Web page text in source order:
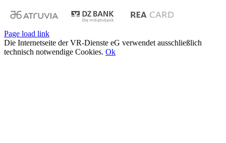
Page load link
Die Internetseite der VR-Dienste eG verwendet ausschließlich
technisch notwendige Cookies. Ok